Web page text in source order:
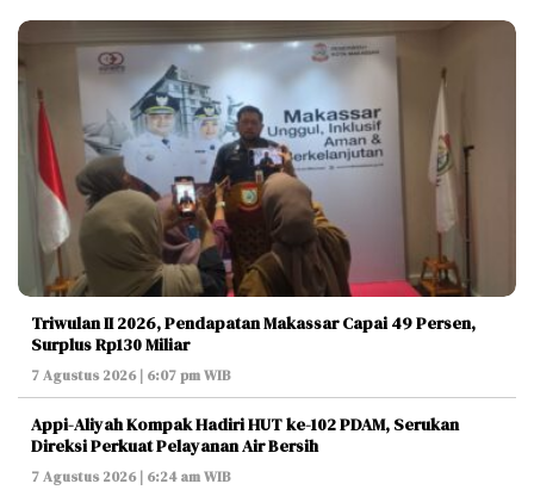
Triwulan II 2026, Pendapatan Makassar Capai 49 Persen,
Surplus Rp130 Miliar
7 Agustus 2026 | 6:07 pm WIB
Appi-Aliyah Kompak Hadiri HUT ke-102 PDAM, Serukan
Direksi Perkuat Pelayanan Air Bersih
7 Agustus 2026 | 6:24 am WIB